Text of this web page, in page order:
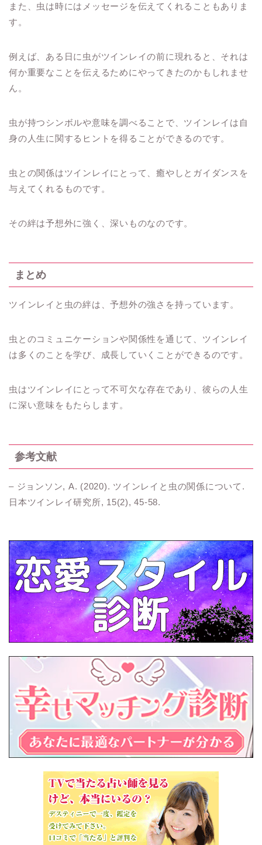
また、虫は時にはメッセージを伝えてくれることもありま
す。
例えば、ある日に虫がツインレイの前に現れると、それは
何か重要なことを伝えるためにやってきたのかもしれませ
ん。
虫が持つシンボルや意味を調べることで、ツインレイは自
身の人生に関するヒントを得ることができるのです。
虫との関係はツインレイにとって、癒やしとガイダンスを
与えてくれるものです。
その絆は予想外に強く、深いものなのです。
まとめ
ツインレイと虫の絆は、予想外の強さを持っています。
虫とのコミュニケーションや関係性を通じて、ツインレイ
は多くのことを学び、成長していくことができるのです。
虫はツインレイにとって不可欠な存在であり、彼らの人生
に深い意味をもたらします。
参考文献
– ジョンソン, A. (2020). ツインレイと虫の関係について.
日本ツインレイ研究所, 15(2), 45-58.